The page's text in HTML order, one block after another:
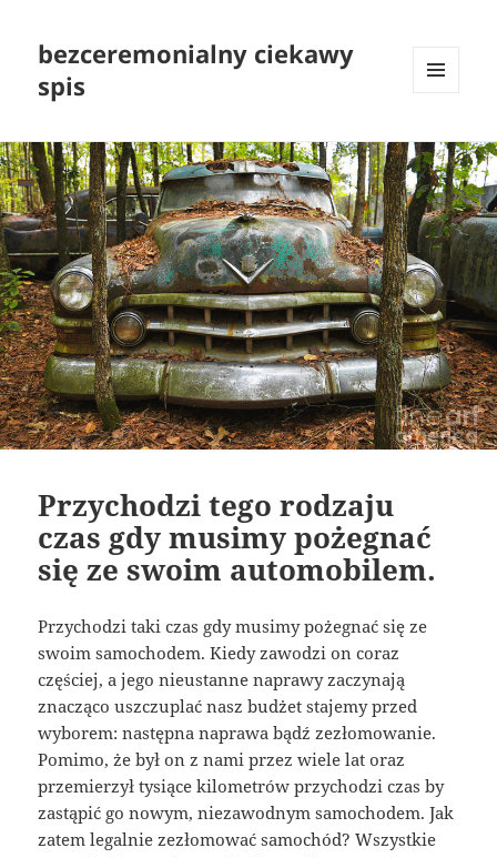
bezceremonialny ciekawy
spis
WIDGETY
Przychodzi tego rodzaju
czas gdy musimy pożegnać
się ze swoim automobilem.
Przychodzi taki czas gdy musimy pożegnać się ze
swoim samochodem. Kiedy zawodzi on coraz
częściej, a jego nieustanne naprawy zaczynają
znacząco uszczuplać nasz budżet stajemy przed
wyborem: następna naprawa bądź zezłomowanie.
Pomimo, że był on z nami przez wiele lat oraz
przemierzył tysiące kilometrów przychodzi czas by
zastąpić go nowym, niezawodnym samochodem. Jak
zatem legalnie zezłomować samochód? Wszystkie